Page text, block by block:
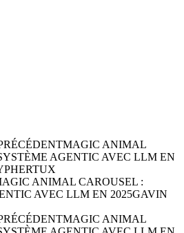
MAGIC ANIMAL
AGENTIC AVEC LLM EN
ANIMAL CAROUSEL :
AVEC LLM EN 2025GAVIN
MAGIC ANIMAL